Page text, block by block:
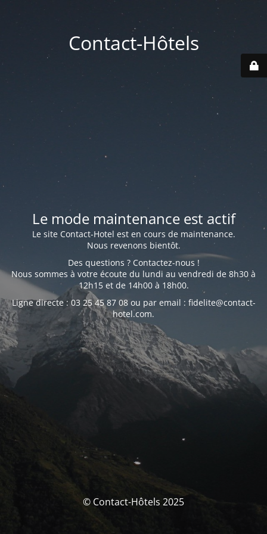
Contact-Hôtels
Le mode maintenance est actif
Le site Contact-Hotel est en cours de maintenance.
Nous revenons bientôt.
Des questions ? Contactez-nous !
Nous sommes à votre écoute du lundi au vendredi de 8h30 à
12h15 et de 14h00 à 18h00.
Ligne directe : 03 25 45 87 08 ou par email : fidelite@contact-
hotel.com.
© Contact-Hôtels 2025